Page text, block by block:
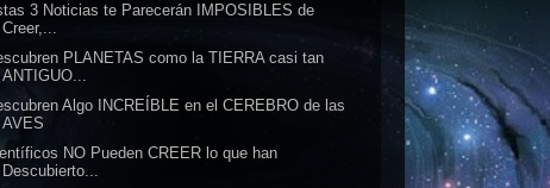
3 Noticias te Parecerán IMPOSIBLES de
Creer,...
PLANETAS como la TIERRA casi tan
ANTIGUO...
Algo INCREÍBLE en el CEREBRO de las
AVES
NO Pueden CREER lo que han
Descubierto...